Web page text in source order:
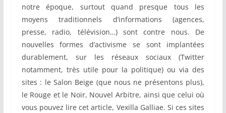
notre époque, surtout quand presque tous les
moyens traditionnels d’informations (agences,
presse, radio, télévision…) sont contre nous. De
nouvelles formes d’activisme se sont implantées
durablement, sur les réseaux sociaux (Twitter
notamment, très utile pour la politique) ou via des
sites : le Salon Beige (que nous ne présentons plus),
le Rouge et le Noir, Nouvel Arbitre, ainsi que celui où
vous pouvez lire cet article, Vexilla Galliae. Si ces sites